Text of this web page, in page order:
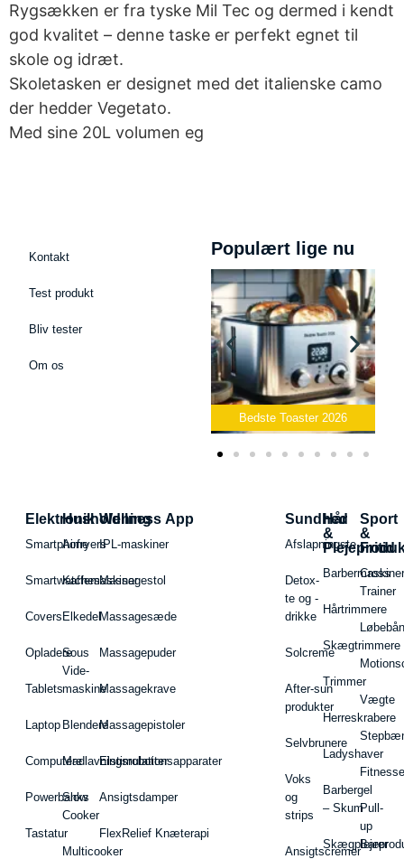
Rygsækken er fra tyske Mil Tec og dermed i kendt
god kvalitet – denne taske er perfekt egnet til
skole og idræt.
Skoletasken er designet med det italienske camo
der hedder Vegetato.
Med sine 20L volumen eg
Kontakt
Test produkt
Bliv tester
Om os
Populært lige nu
Bedste Toaster 2026 Bedste Elkedel
Elektronik
Smartphone
Smartwatches
Covers
Opladere
Tablets
Laptop
Computere
Powerbanks
Tastatur
Husholdning
Airfryers
Kaffemaskiner
Elkedel
Sous
Vide-
maskine
Blendere
Madlavningsrobotter
Slow
Cooker
Multicooker
Wellness App
IPL-maskiner
Massagestol
Massagesæde
Massagepuder
Massagekrave
Massagepistoler
Elstimulationsapparater
Ansigtsdamper
FlexRelief Knæterapi
Sundhed
Afslapningste
Detox-
te og -
drikke
Solcreme
After-sun
produkter
Selvbrunere
Voks
og
strips
Ansigtscremer
Hår
&
Hårtrimmere
Skægtrimmere
Trimmer
Herreskrabere
Ladyshaver
Barbergel
– Skum
Sport
&
Fritid
Cross
Trainer
Vægte
Pull-
up
Barer